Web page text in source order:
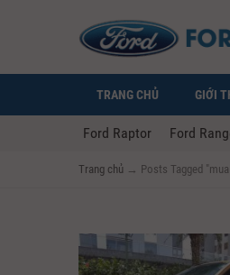
TRANG CHỦ GIỚI
Ford Raptor Ford
Trang chủ → Posts Tagged